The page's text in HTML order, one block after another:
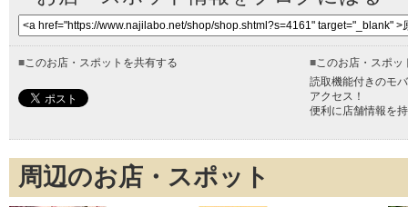
■このお店・スポットを共有する ■このお店・スポッ
読取機能付きのモ
アクセス！
便利に店舗情報を
周辺のお店・スポット